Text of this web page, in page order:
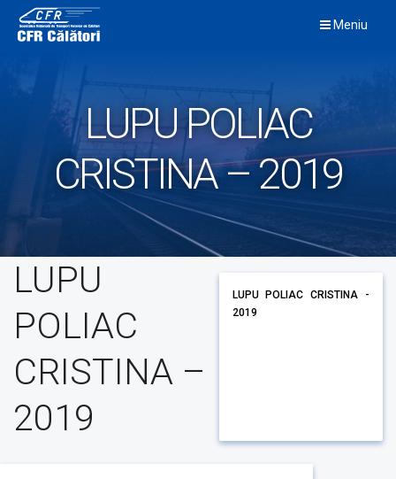
content
Meniu
LUPU POLIAC
CRISTINA – 2019
LUPU
POLIAC
CRISTINA –
2019
LUPU POLIAC CRISTINA -
2019